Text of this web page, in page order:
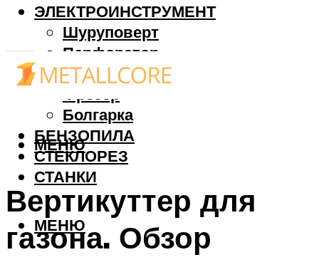
ЭЛЕКТРОИНСТРУМЕНТ
Шуруповерт
Перфоратор
Дрель
Фрезер
Болгарка
БЕНЗОПИЛА
СТЕКЛОРЕЗ
СТАНКИ
МЕНЮ
МЕНЮ
Вертикуттер для
газона. Обзор